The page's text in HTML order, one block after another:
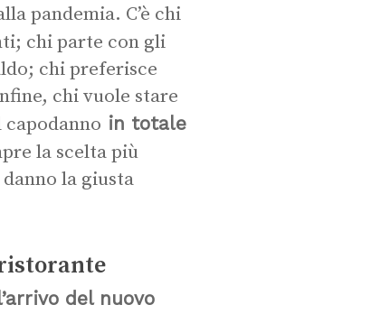
pandemia. C’è chi
chi parte con gli
chi preferisce
chi vuole stare
in totale
la scelta più
la giusta
del nuovo